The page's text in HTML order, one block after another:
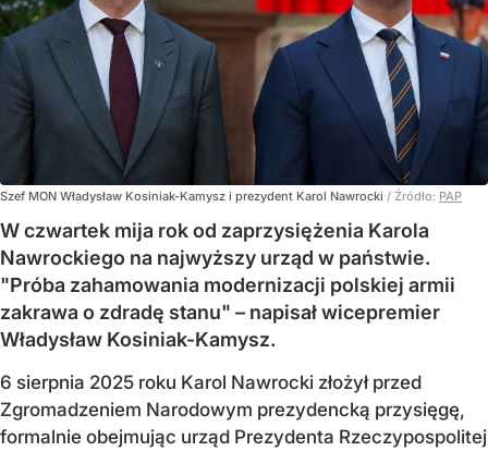
Szef MON Władysław Kosiniak-Kamysz i prezydent Karol Nawrocki / Źródło: PAP
W czwartek mija rok od zaprzysiężenia Karola
Nawrockiego na najwyższy urząd w państwie.
"Próba zahamowania modernizacji polskiej armii
zakrawa o zdradę stanu" – napisał wicepremier
Władysław Kosiniak-Kamysz.
6 sierpnia 2025 roku Karol Nawrocki złożył przed
Zgromadzeniem Narodowym prezydencką przysięgę,
formalnie obejmując urząd Prezydenta Rzeczypospolitej